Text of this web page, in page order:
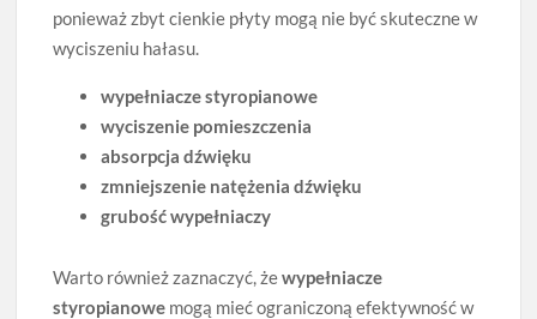
ponieważ zbyt cienkie płyty mogą nie być skuteczne w
wyciszeniu hałasu.
wypełniacze styropianowe
wyciszenie pomieszczenia
absorpcja dźwięku
zmniejszenie natężenia dźwięku
grubość wypełniaczy
Warto również zaznaczyć, żewypełniacze
styropianowe mogą mieć ograniczoną efektywność w